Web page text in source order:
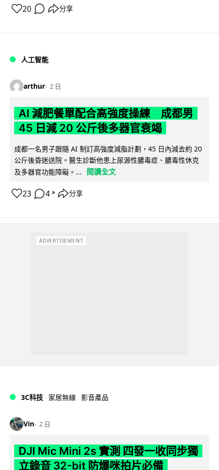
20 分享
人工智能
arthur 2 日
AI 減肥餐單配合高強度操練 成都男
45 日減 20 公斤後多器官衰竭
成都一名男子跟隨 AI 制訂高強度減脂計劃，45 日內減去約 20
公斤後昏迷送院。醫生診斷他患上尿源性膿毒症、膿毒性休克
及多器官功能障礙。...
閱讀全文
23 4 ↗ 分享
ADVERTISEMENT
3C科技 家居無線 影音產品
Vin 2 日
DJI Mic Mini 2s 實測 四發一收同步獨
立錄音 32-bit 防爆咪拍片必備